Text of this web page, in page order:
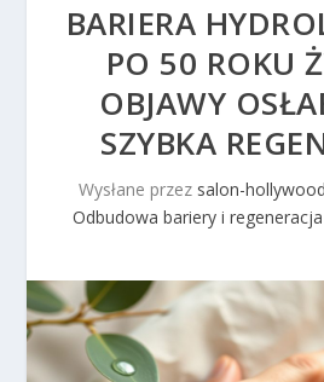
BARIERA
PO 50 ROKU
OBJAWY
SZYBKA
Wysłane przez salon-
Odbudowa bariery i regeneracja